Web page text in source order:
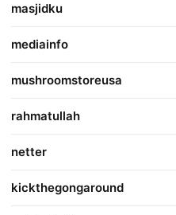
masjidku
mediainfo
mushroomstoreusa
rahmatullah
netter
kickthegongaround